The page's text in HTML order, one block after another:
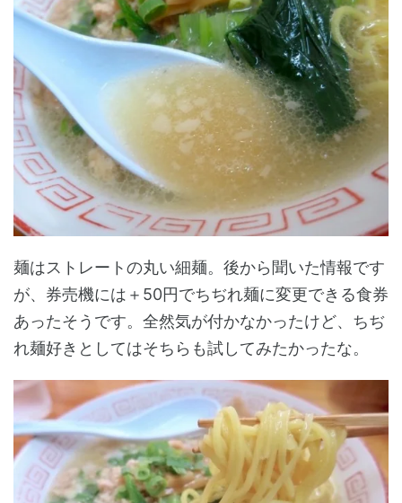
麺はストレートの丸い細麺。後から聞いた情報です
が、券売機には＋50円でちぢれ麺に変更できる食券
あったそうです。全然気が付かなかったけど、ちぢ
れ麺好きとしてはそちらも試してみたかったな。